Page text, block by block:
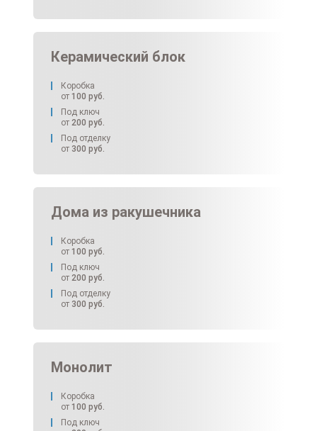
Керамический блок
Коробка
от 100 руб.
Под ключ
от 200 руб.
Под отделку
от 300 руб.
Дома из ракушечника
Коробка
от 100 руб.
Под ключ
от 200 руб.
Под отделку
от 300 руб.
Монолит
Коробка
от 100 руб.
Под ключ